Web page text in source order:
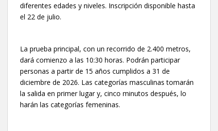
diferentes edades y niveles. Inscripción disponible hasta
el 22 de julio.
La prueba principal, con un recorrido de 2.400 metros,
dará comienzo a las 10:30 horas. Podrán participar
personas a partir de 15 años cumplidos a 31 de
diciembre de 2026. Las categorías masculinas tomarán
la salida en primer lugar y, cinco minutos después, lo
harán las categorías femeninas.